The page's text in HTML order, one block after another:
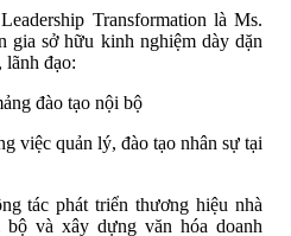
Transformation là Ms.
gia sở hữu kinh nghiệm dày dặn
lãnh đạo:
đào tạo nội bộ
việc quản lý, đào tạo nhân sự tại
tác phát triển thương hiệu nhà
và xây dựng văn hóa doanh